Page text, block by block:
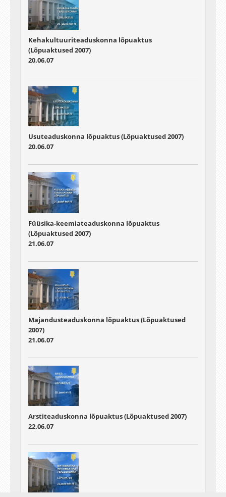
Kehakultuuriteaduskonna lõpuaktus
(Lõpuaktused 2007)
20.06.07
Usuteaduskonna lõpuaktus (Lõpuaktused 2007)
20.06.07
Füüsika-keemiateaduskonna lõpuaktus
(Lõpuaktused 2007)
21.06.07
Majandusteaduskonna lõpuaktus (Lõpuaktused
2007)
21.06.07
Arstiteaduskonna lõpuaktus (Lõpuaktused 2007)
22.06.07